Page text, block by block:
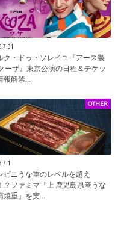
ク・ドゥ・ソレイユ『アース製
ーザ』東京公演の日程＆チケッ
報解禁…
OTHER
ビニうな重のレベルを超え
？ファミマ「上 鹿児島県産うな
焼重」を実…